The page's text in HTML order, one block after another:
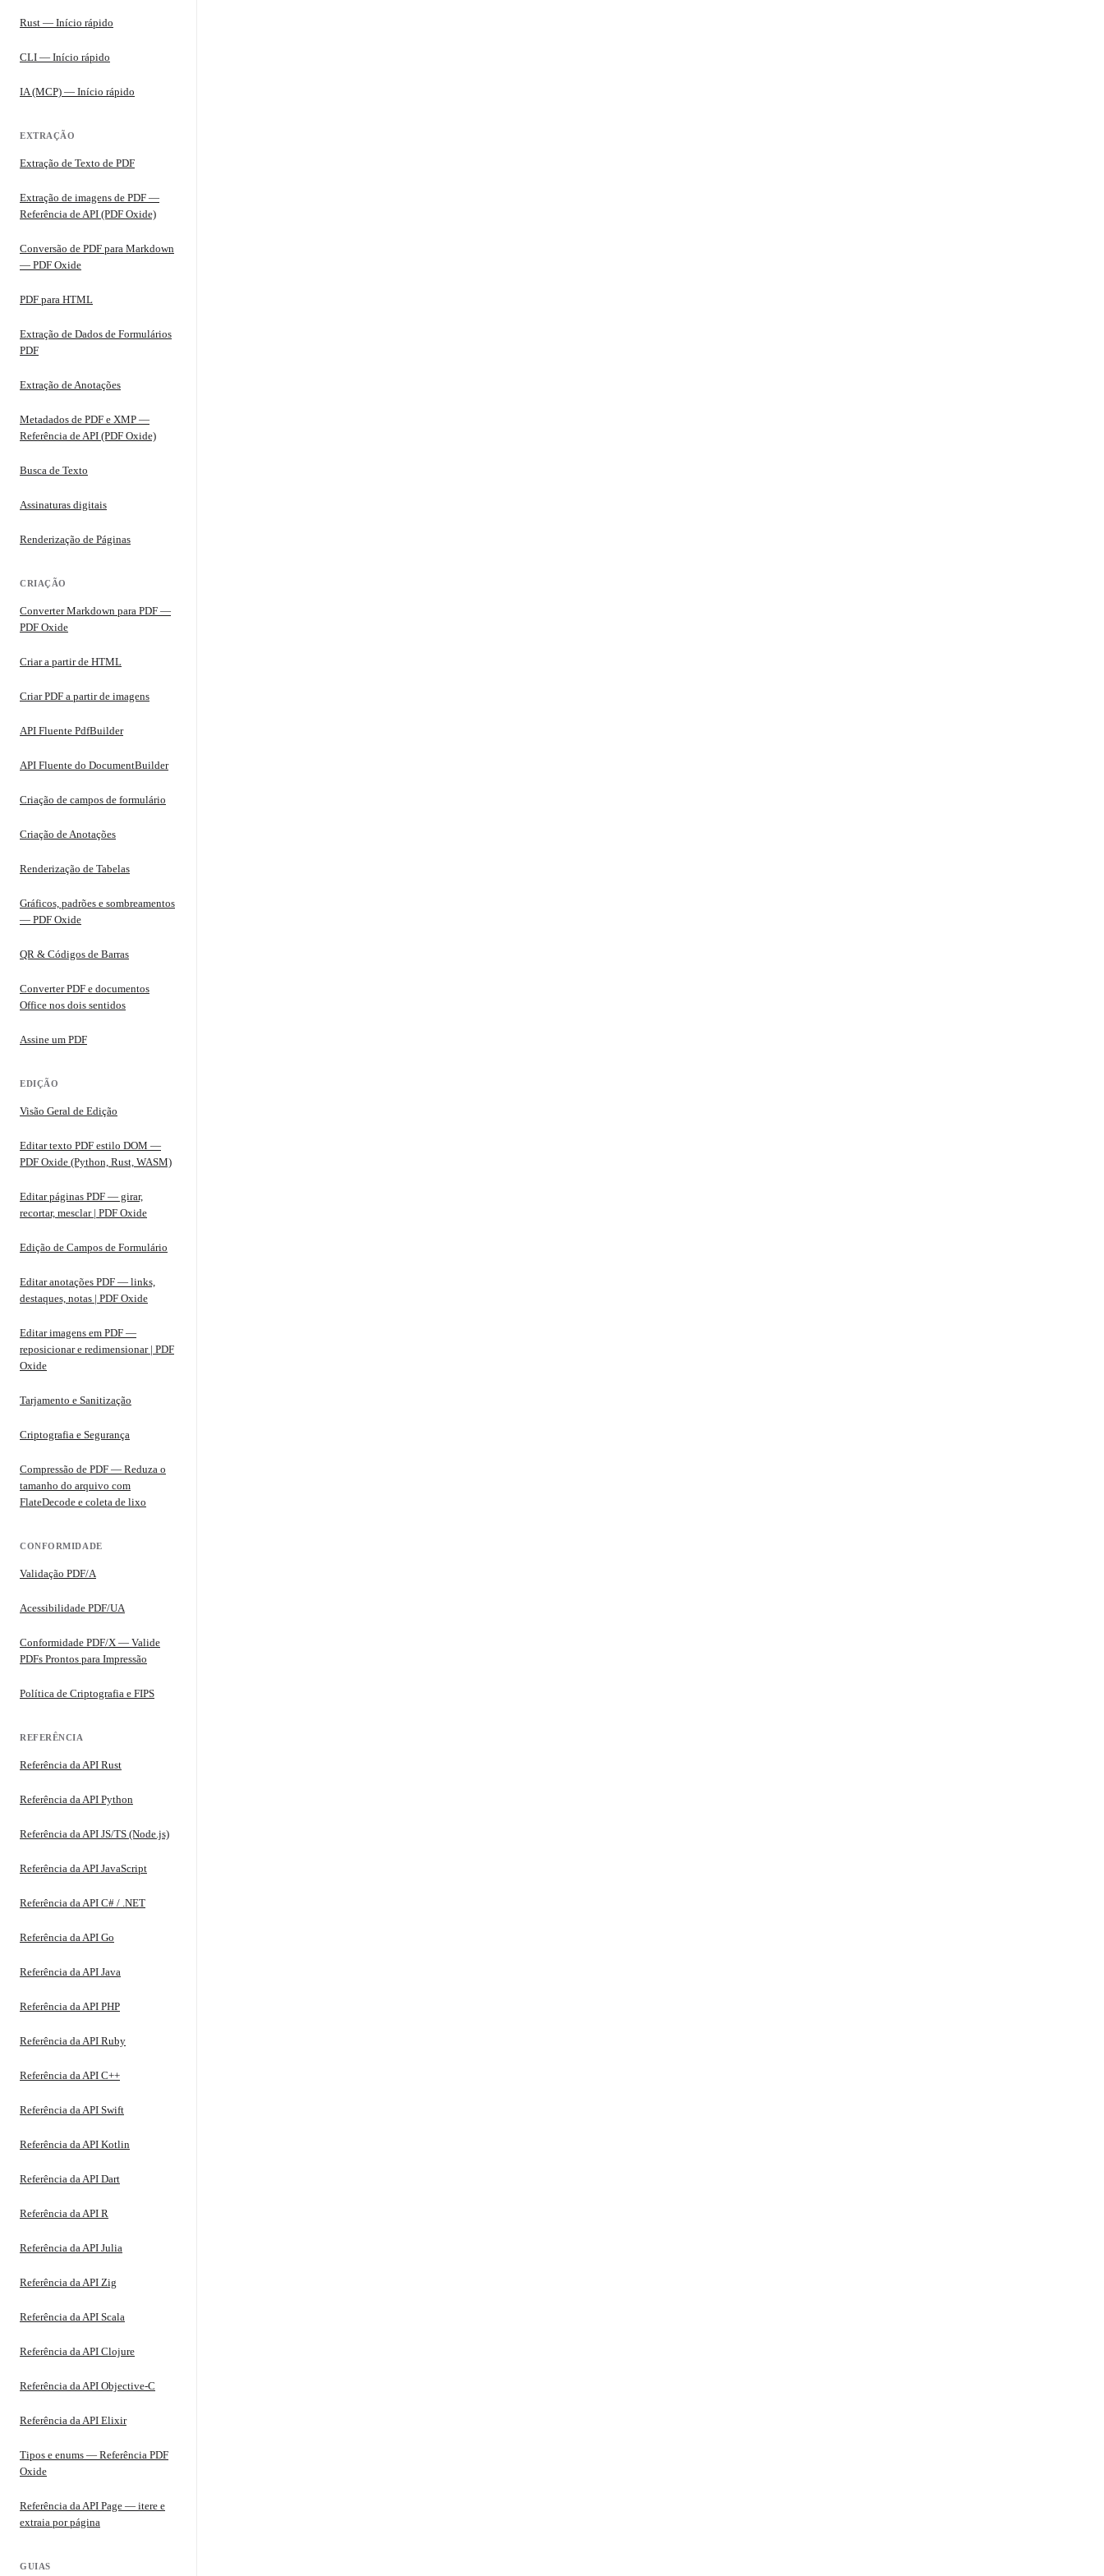
Rust — Início rápido
CLI — Início rápido
IA (MCP) — Início rápido
EXTRAÇÃO
Extração de Texto de PDF
Extração de imagens de PDF —
Referência de API (PDF Oxide)
Conversão de PDF para Markdown
— PDF Oxide
PDF para HTML
Extração de Dados de Formulários
PDF
Extração de Anotações
Metadados de PDF e XMP —
Referência de API (PDF Oxide)
Busca de Texto
Assinaturas digitais
Renderização de Páginas
CRIAÇÃO
Converter Markdown para PDF —
PDF Oxide
Criar a partir de HTML
Criar PDF a partir de imagens
API Fluente PdfBuilder
API Fluente do DocumentBuilder
Criação de campos de formulário
Criação de Anotações
Renderização de Tabelas
Gráficos, padrões e sombreamentos
— PDF Oxide
QR & Códigos de Barras
Converter PDF e documentos
Office nos dois sentidos
Assine um PDF
EDIÇÃO
Visão Geral de Edição
Editar texto PDF estilo DOM —
PDF Oxide (Python, Rust, WASM)
Editar páginas PDF — girar,
recortar, mesclar | PDF Oxide
Edição de Campos de Formulário
Editar anotações PDF — links,
destaques, notas | PDF Oxide
Editar imagens em PDF —
reposicionar e redimensionar | PDF
Oxide
Tarjamento e Sanitização
Criptografia e Segurança
Compressão de PDF — Reduza o
tamanho do arquivo com
FlateDecode e coleta de lixo
CONFORMIDADE
Validação PDF/A
Acessibilidade PDF/UA
Conformidade PDF/X — Valide
PDFs Prontos para Impressão
Política de Criptografia e FIPS
REFERÊNCIA
Referência da API Rust
Referência da API Python
Referência da API JS/TS (Node.js)
Referência da API JavaScript
Referência da API C# / .NET
Referência da API Go
Referência da API Java
Referência da API PHP
Referência da API Ruby
Referência da API C++
Referência da API Swift
Referência da API Kotlin
Referência da API Dart
Referência da API R
Referência da API Julia
Referência da API Zig
Referência da API Scala
Referência da API Clojure
Referência da API Objective-C
Referência da API Elixir
Tipos e enums — Referência PDF
Oxide
Referência da API Page — itere e
extraia por página
GUIAS